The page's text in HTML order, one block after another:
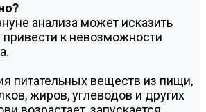
анализа может исказить
привести к невозможности
питательных веществ из пищи,
жиров, углеводов и других